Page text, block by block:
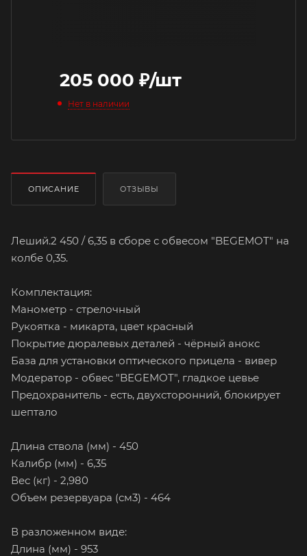
205 000 ₽/шт
Нет в наличии
ОПИСАНИЕ ОТЗЫВЫ
Леший.2 450 / 6,35 в сборе с обвесом "BEGEMOT" на
колбе 0,35.
Комплектация:
Манометр - стрелочный
Рукоятка - микарта, цвет красный
Покрытие дюралевых деталей - чёрный анокс
База для установки оптического прицела - вивер
Модератор - обвес "BEGEMOT", гладкое цевье
Предохранитель - есть, двухсторонний, блокирует
шептало
Длина ствола (мм) - 450
Калибр (мм) - 6,35
Вес (кг) - 2,980
Объем резервуара (см3) - 464
В разложенном виде:
Длина (мм) - 953